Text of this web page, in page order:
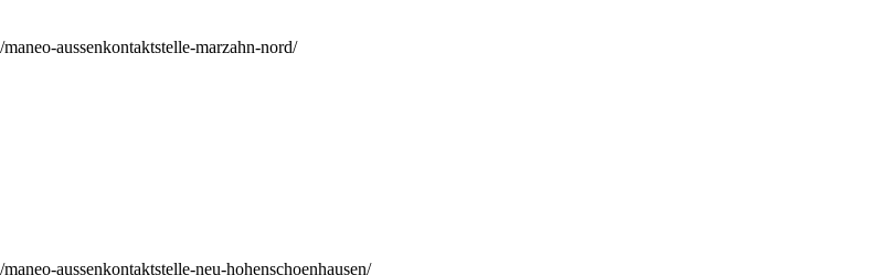
aussenkontaktstelle-marzahn-nord/
aussenkontaktstelle-neu-hohenschoenhausen/